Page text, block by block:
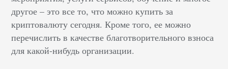
другое – это все то, что можно купить за
криптовалюту сегодня. Кроме того, ее можно
перечислить в качестве благотворительного взноса
для какой-нибудь организации.